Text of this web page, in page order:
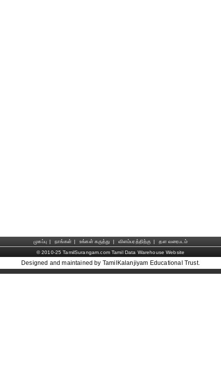
முகப்பு | நாங்கள் | உங்கள் கருத்து | விளம்பரத்திற்கு |
தள வரைபடம்
© 2010-25 TamilSurangam.com Tamil Data Warehouse Website
Designed and maintained by TamilKalanjiyam Educational Trust.